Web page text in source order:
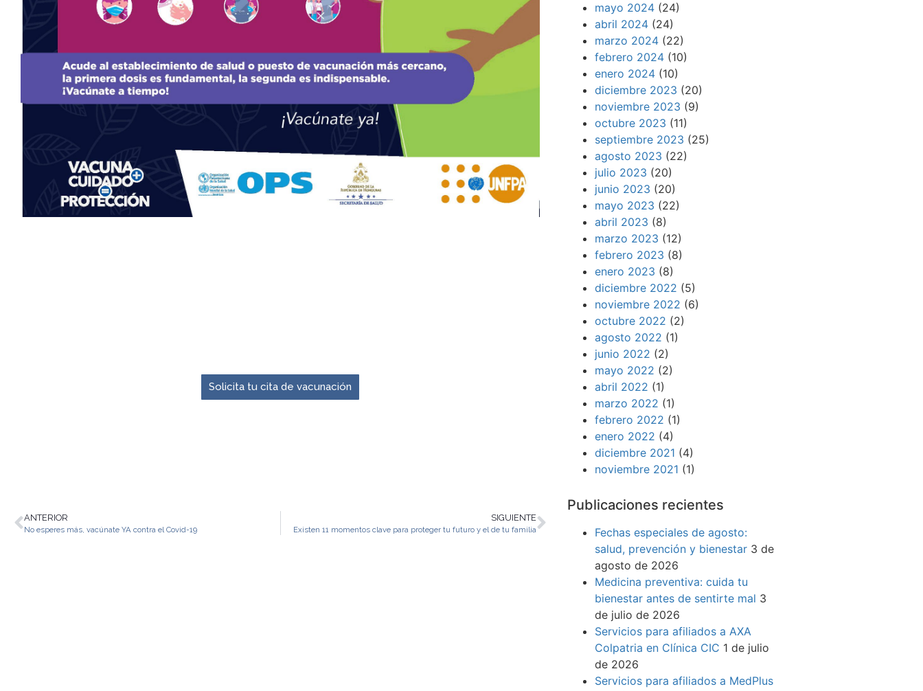
Solicita tu cita de vacunación
ANTERIOR
No esperes más, vacúnate YA contra el Covid-19
SIGUIENTE
Existen 11 momentos clave para proteger tu futuro y el de tu familia
mayo 2024 (24)
abril 2024 (24)
marzo 2024 (22)
febrero 2024 (10)
enero 2024 (10)
diciembre 2023 (20)
noviembre 2023 (9)
octubre 2023 (11)
septiembre 2023 (25)
agosto 2023 (22)
julio 2023 (20)
junio 2023 (20)
mayo 2023 (22)
abril 2023 (8)
marzo 2023 (12)
febrero 2023 (8)
enero 2023 (8)
diciembre 2022 (5)
noviembre 2022 (6)
octubre 2022 (2)
agosto 2022 (1)
junio 2022 (2)
mayo 2022 (2)
abril 2022 (1)
marzo 2022 (1)
febrero 2022 (1)
enero 2022 (4)
diciembre 2021 (4)
noviembre 2021 (1)
Publicaciones recientes
Fechas especiales de agosto:
salud, prevención y bienestar 3 de
agosto de 2026
Medicina preventiva: cuida tu
bienestar antes de sentirte mal 3
de julio de 2026
Servicios para afiliados a AXA
Colpatria en Clínica CIC 1 de julio
de 2026
Servicios para afiliados a MedPlus